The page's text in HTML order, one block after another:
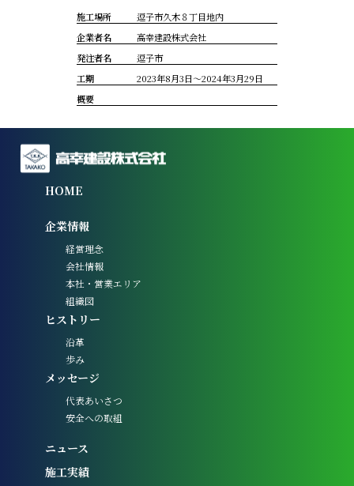
施工場所
逗子市久木８丁目地内
企業者名
高幸建設株式会社
発注者名
逗子市
工期
2023年8月3日～2024年3月29日
概要
HOME
企業情報
経営理念
会社情報
本社・営業エリア
組織図
ヒストリー
沿革
歩み
メッセージ
代表あいさつ
安全への取組
ニュース
施工実績